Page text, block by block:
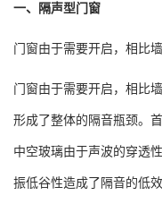
一、隔声型门窗
门窗由于需要开启，相比
门窗由于需要开启，相比
形成了整体的隔音瓶颈。
中空玻璃由于声波的穿透
振低谷性造成了隔音的低